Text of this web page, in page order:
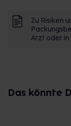
Zu Risiken
Arzt oder in
Das könnte